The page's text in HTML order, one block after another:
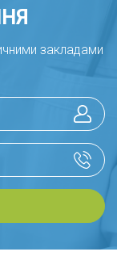
закладами